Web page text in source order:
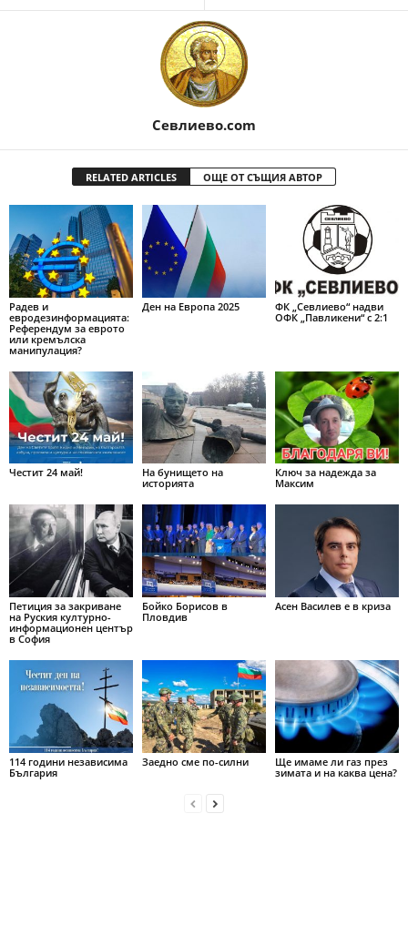
Севлиево.com
RELATED ARTICLES ОЩЕ ОТ СЪЩИЯ АВТОР
Радев и
евродезинформацията:
Референдум за еврото
или кремълска
манипулация?
Ден на Европа 2025
ФК „Севлиево“ надви
ОФК „Павликени“ с 2:1
Честит 24 май!
На бунището на
историята
Ключ за надежда за
Максим
Петиция за закриване
на Руския културно-
информационен център
в София
Бойко Борисов в
Пловдив
Асен Василев е в криза
114 години независима
България
Заедно сме по-силни
Ще имаме ли газ през
зимата и на каква цена?